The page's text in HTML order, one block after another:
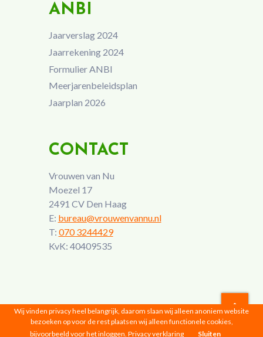
ANBI
Jaarverslag 2024
Jaarrekening 2024
Formulier ANBI
Meerjarenbeleidsplan
Jaarplan 2026
CONTACT
Vrouwen van Nu
Moezel 17
2491 CV Den Haag
E: bureau@vrouwenvannu.nl
T: 070 3244429
KvK: 40409535
Vrouwen van Nu © 2026 |Privacyverklaring
Wij vinden privacy heel belangrijk, daarom slaan wij alleen anoniem website
bezoeken op voor de rest plaatsen wij alleen functionele cookies,
bijvoorbeeld voor het inloggen. Privacy verklaring Sluiten